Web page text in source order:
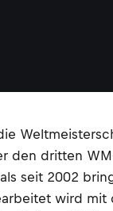
den dritten
seit 2002
wird mit